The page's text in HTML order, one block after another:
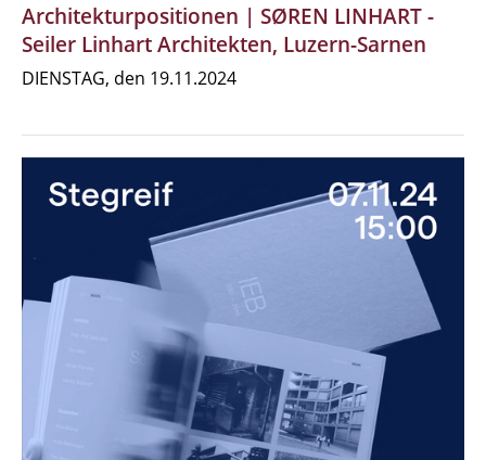
Architekturpositionen | SØREN LINHART -
Seiler Linhart Architekten, Luzern-Sarnen
DIENSTAG, den 19.11.2024